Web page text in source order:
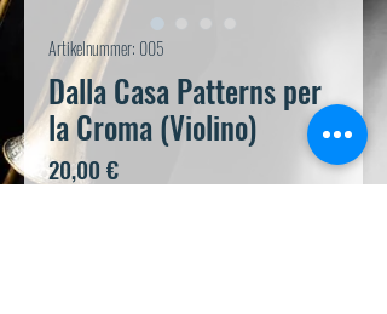
Artikelnummer: 005
Dalla Casa Patterns per
la Croma (Violino)
20,00 €Preis